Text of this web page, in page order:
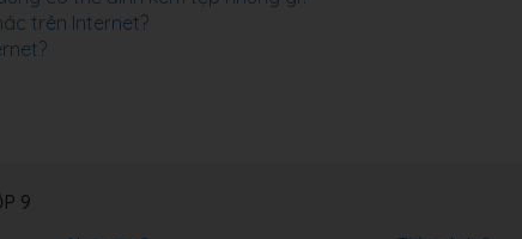
trên Internet?
9